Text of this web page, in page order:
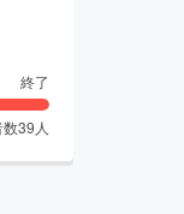
終了
数39 人